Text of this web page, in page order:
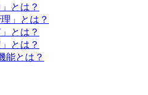
とは？
」とは？
とは？
とは？
能とは？